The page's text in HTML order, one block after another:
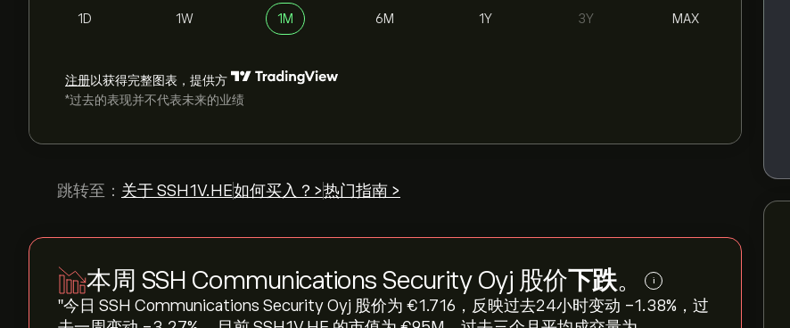
1D 1W 1M 6M 1Y 3Y MAX
注册以获得完整图表，提供方
*过去的表现并不代表未来的业绩
跳转至： 关于 SSH1V.HE如何买入？>热门指南 >
本周 SSH Communications Security Oyj 股价下跌。 i
"今日 SSH Communications Security Oyj 股价为 ‎€‎1.716，反映过去24小时变动 ‎-1.38‎%，过